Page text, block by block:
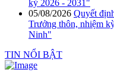
kỳ 2026 - 2031"
05/08/2026 Quyết
Trưởng thôn, nhiệm
Ninh"
TIN NỔI BẬT